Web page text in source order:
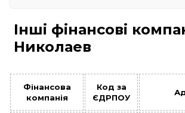
Інші фінансові
Николаев
Фінансова
компанія
Код за
ЄДРПОУ